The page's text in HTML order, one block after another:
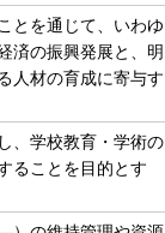
とを通じて、いわゆ
済の振興発展と、明
人材の育成に寄与す
、学校教育・学術の
ることを目的とす